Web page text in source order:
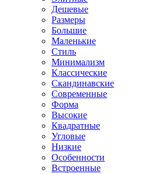
Дешевые
Размеры
Большие
Маленькие
Стиль
Минимализм
Классические
Скандинавские
Современные
Форма
Высокие
Квадратные
Угловые
Низкие
Особенности
Встроенные